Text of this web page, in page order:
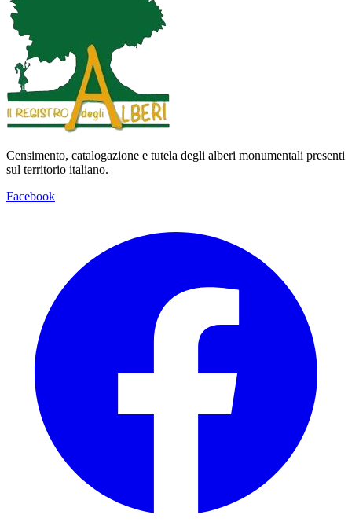
Censimento, catalogazione e tutela degli alberi monumentali presenti
sul territorio italiano.
Facebook